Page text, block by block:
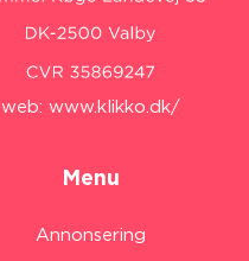
web: www.klikko.dk/
Menu
Annonsering